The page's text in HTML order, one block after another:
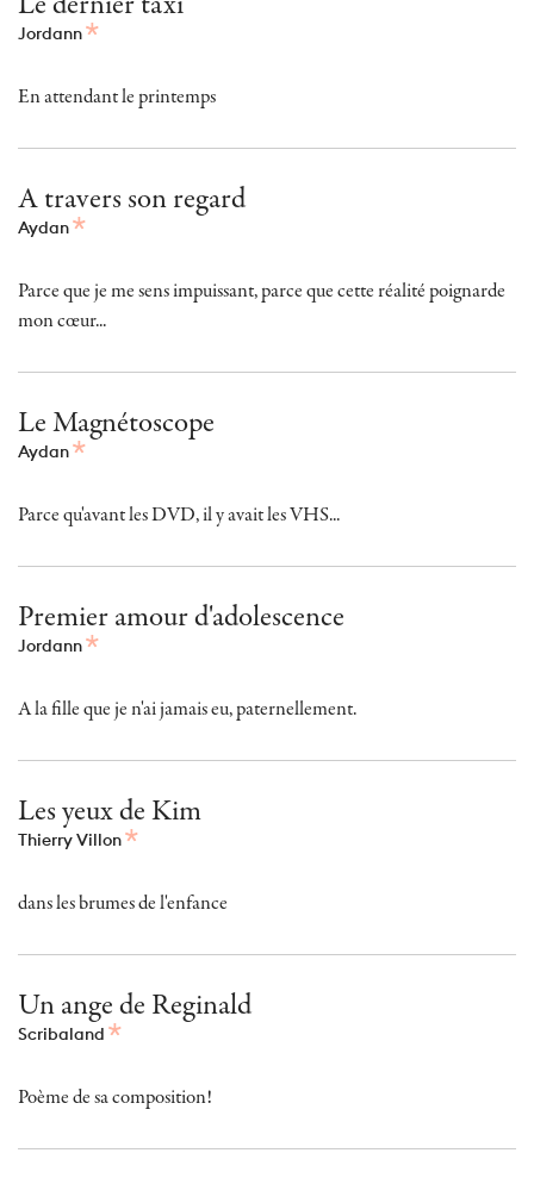
Jordann
En attendant le printemps
A travers son regard
Aydan
Parce que je me sens impuissant, parce que cette réalité poignarde
mon cœur...
Le Magnétoscope
Aydan
Parce qu'avant les DVD, il y avait les VHS...
Premier amour d'adolescence
Jordann
A la fille que je n'ai jamais eu, paternellement.
Les yeux de Kim
Thierry Villon
dans les brumes de l'enfance
Un ange de Reginald
Scribaland
Poème de sa composition!